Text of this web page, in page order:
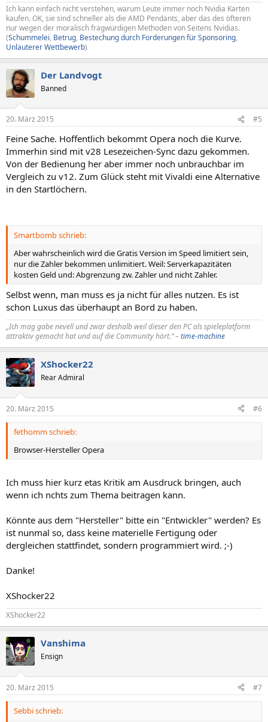
Ich kann einfach nicht verstehen, warum Leute immer noch Nvidia Karten
kaufen. OK, sie sind schneller als die AMD Pendants, aber das des öfteren
nur wegen der moralisch fragwürdigen Methoden von Seitens Nvidias.
(Schummelei, Betrug, Bestechung durch Forderungen für Sponsoring,
Unlauterer Wettbewerb)
Der Landvogt
Banned
20. März 2015 #5
Feine Sache. Hoffentlich bekommt Opera noch die Kurve.
Immerhin sind mit v28 Lesezeichen-Sync dazu gekommen.
Von der Bedienung her aber immer noch unbrauchbar im
Vergleich zu v12. Zum Glück steht mit Vivaldi eine Alternative
in den Startlöchern.
Smartbomb schrieb:
Aber wahrscheinlich wird die Gratis Version im Speed limitiert sein,
nur die Zahler bekommen unlimitiert. Weil: Serverkapazitäten
kosten Geld und: Abgrenzung zw. Zahler und nicht Zahler.
Selbst wenn, man muss es ja nicht für alles nutzen. Es ist
schon Luxus das überhaupt an Bord zu haben.
„Ich mag gabe nevell und zwar deshalb weil dieser den PC als spieleplatform
attraktiv gemacht hat und auf die Community hört.“ –time-machine
XShocker22
Rear Admiral
20. März 2015 #6
fethomm schrieb:
Browser-Hersteller Opera
Ich muss hier kurz etas Kritik am Ausdruck bringen, auch
wenn ich nchts zum Thema beitragen kann.
Könnte aus dem "Hersteller" bitte ein "Entwickler" werden? Es
ist nunmal so, dass keine materielle Fertigung oder
dergleichen stattfindet, sondern programmiert wird. ;-)
Danke!
XShocker22
XShocker22
Vanshima
Ensign
20. März 2015 #7
Sebbi schrieb: